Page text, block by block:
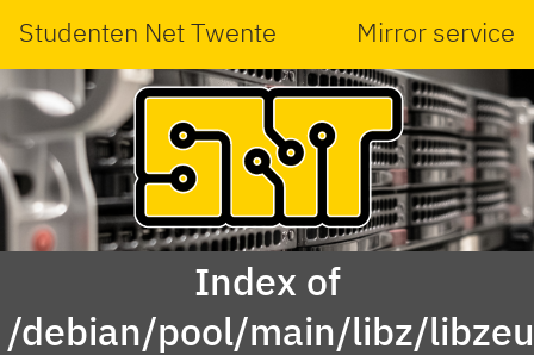
Studenten Net Twente Mirror service
Index of
/debian/pool/main/libz/